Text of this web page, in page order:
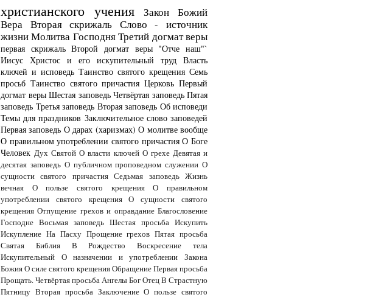
христианского учения
Закон Божий
Вера Вторая скрижаль Слово - источник
жизниМолитва ГосподняТретий догмат веры
первая скрижаль Второй догмат веры "Отче наш"`
Иисус Христос и его искупительный труд Власть
ключей и исповедь Таинство святого крещения Семь
просьб Таинство святого причастия Церковь Первый
догмат веры Шестая заповедь Четвёртая заповедь Пятая
заповедь Третья заповедь Вторая заповедь Об исповеди
Темы для праздников Заключительное слово заповедей
Первая заповедь О дарах (харизмах) О молитве вообще
О правильном употреблении святого причастия О Боге
Человек Дух Святой О власти ключей О грехе Девятая и
десятая заповедь О публичном проповедном служении О
сущности святого причастия Седьмая заповедь Жизнь
вечная
О пользе святого крещения
О правильном
употреблении святого крещения
О сущности святого
крещения Отпущение грехов и оправдание Благословение
Господне Восьмая заповедь Шестая просьба Искупить
Искупление На Пасху Прощение грехов Пятая просьба
Святая Библия
В Рождество
Воскресение тела
Искупительный
О назначении и употреблении Закона
БожияО силе святого крещенияОбращениеПервая просьба
Прощать.Четвёртая просьбаАнгелыБог ОтецВ Страстную
Пятницу Вторая просьба Заключение О пользе святого